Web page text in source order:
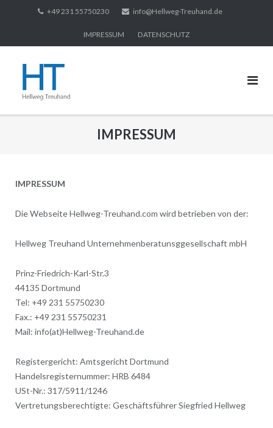
+49 231 55750230 info@Hellweg-Treuhand.de
IMPRESSUM DATENSCHUTZ
IMPRESSUM
IMPRESSUM
Die Webseite Hellweg-Treuhand.com wird betrieben von der:
Hellweg Treuhand Unternehmenberatunsggesellschaft mbH
Prinz-Friedrich-Karl-Str.3
44135 Dortmund
Tel: +49 231 55750230
Fax.: +49 231 55750231
Mail: info(at)Hellweg-Treuhand.de
Registergericht: Amtsgericht Dortmund
Handelsregisternummer: HRB 6484
USt-Nr.: 317/5911/1246
Vertretungsberechtigte: Geschäftsführer Siegfried Hellweg